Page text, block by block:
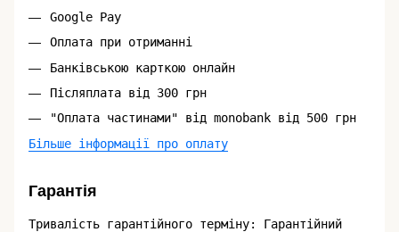
Google Pay
Оплата при отриманні
Банківською карткою онлайн
Післяплата від 300 грн
"Оплата частинами" від monobank від 500 грн
Більше інформації про оплату
Гарантія
Тривалість гарантійного терміну: Гарантійний